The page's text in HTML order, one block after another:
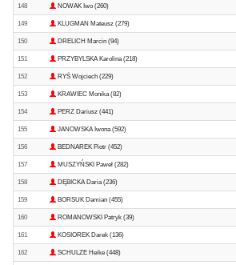
148 NOWAK Iwo (260)
149 KLUGMAN Mateusz (279)
150 DRELICH Marcin (94)
151 PRZYBYLSKA Karolina (218)
152 RYŚ Wojciech (229)
153 KRAWIEC Monika (82)
154 PERZ Dariusz (441)
155 JANOWSKA Iwona (592)
156 BEDNAREK Piotr (452)
157 MUSZYŃSKI Paweł (282)
158 DĘBICKA Daria (236)
159 BORSUK Damian (455)
160 ROMANOWSKI Patryk (39)
161 KOSIOREK Darek (136)
162 SCHULZE Heike (448)